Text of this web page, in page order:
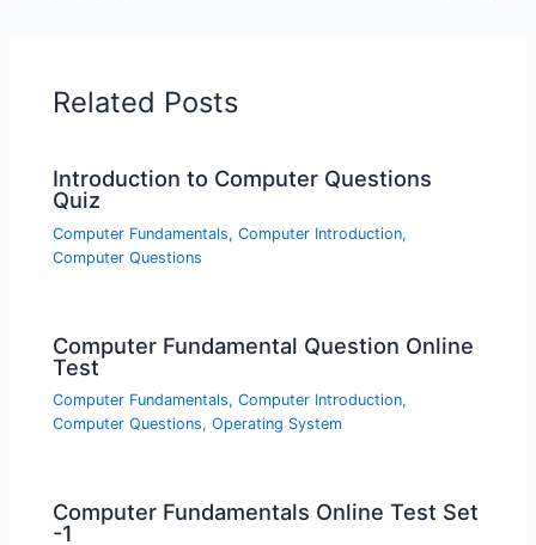
Related Posts
Introduction to Computer Questions
Quiz
Computer Fundamentals,Computer Introduction,
Computer Questions
Computer Fundamental Question Online
Test
Computer Fundamentals,Computer Introduction,
Computer Questions,Operating System
Computer Fundamentals Online Test Set
-1